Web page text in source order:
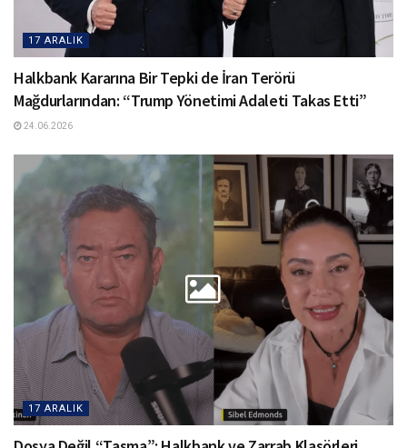
17 ARALIK
Halkbank Kararına Bir Tepki de İran Terörü
Mağdurlarından: “Trump Yönetimi Adaleti Takas Etti”
24.06.2026
17 ARALIK